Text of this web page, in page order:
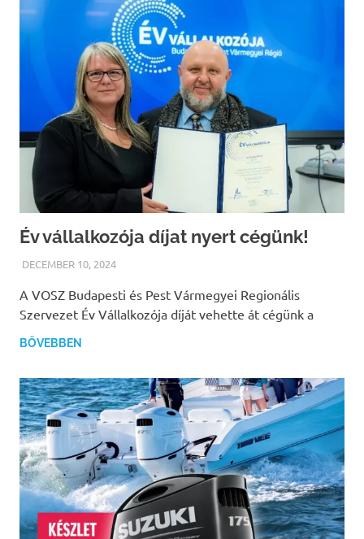
Év vállalkozója díjat nyert cégünk!
DECEMBER 10, 2024PATRICIA
A VOSZ Budapesti és Pest Vármegyei Regionális
Szervezet Év Vállalkozója díját vehette át cégünk a
BŐVEBBEN